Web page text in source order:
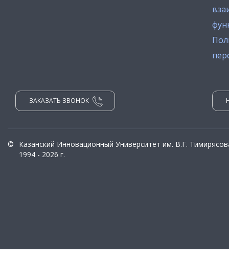
ЗАКАЗАТЬ ЗВОНОК
©
Казанский Инновационный Университет им. В.Г.
1994 - 2026 г.